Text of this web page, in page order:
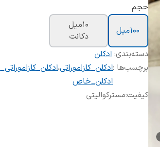
حجم
100میل
10میل
دکانت
دسته‌بندی: ادکلن
برچسب‌ها :ادکلن_کازاموراتی،ادکلن_کازاموراتی_1888
ادکلن_خاص
کیفیت:مسترکوالیتی